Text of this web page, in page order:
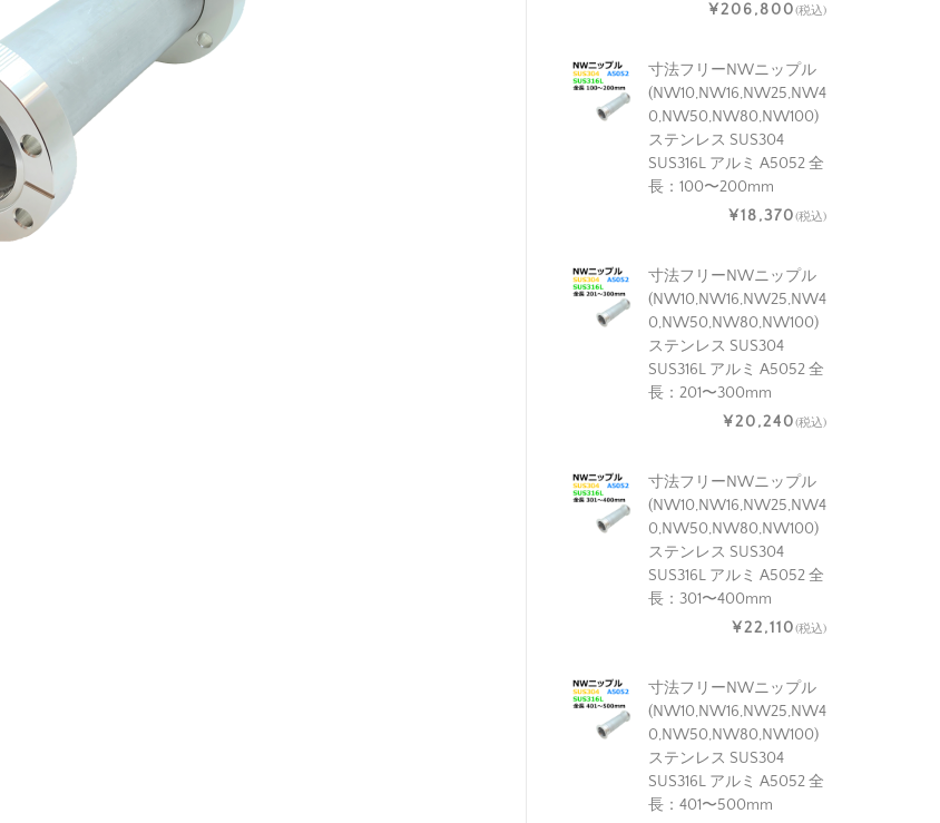
¥206,800(税込)
寸法フリーNWニップル
(NW10,NW16,NW25,NW4
0,NW50,NW80,NW100)
ステンレス SUS304
SUS316L アルミ A5052 全
長：100〜200mm
¥18,370(税込)
寸法フリーNWニップル
(NW10,NW16,NW25,NW4
0,NW50,NW80,NW100)
ステンレス SUS304
SUS316L アルミ A5052 全
長：201〜300mm
¥20,240(税込)
寸法フリーNWニップル
(NW10,NW16,NW25,NW4
0,NW50,NW80,NW100)
ステンレス SUS304
SUS316L アルミ A5052 全
長：301〜400mm
¥22,110(税込)
寸法フリーNWニップル
(NW10,NW16,NW25,NW4
0,NW50,NW80,NW100)
ステンレス SUS304
SUS316L アルミ A5052 全
長：401〜500mm